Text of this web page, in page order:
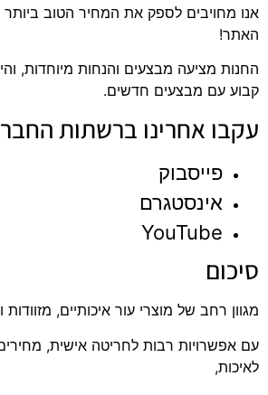
אנו מחויבים לספק את המחיר הטוב ביותר
האתר!
החנות מציעה מבצעים והנחות מיוחדות,
קבוע עם מבצעים חדשים.
עקבו אחרינו ברשתות
פייסבוק
אינסטגרם
YouTube
סיכום
מגוון רחב של מוצרי עור איכותיים, מזוודות
עם אפשרויות רבות לחריטה אישית,
לאיכות,